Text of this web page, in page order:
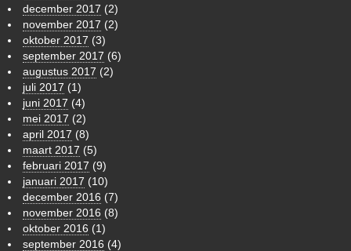
december 2017 (2)
november 2017 (2)
oktober 2017 (3)
september 2017 (6)
augustus 2017 (2)
juli 2017 (1)
juni 2017 (4)
mei 2017 (2)
april 2017 (8)
maart 2017 (5)
februari 2017 (9)
januari 2017 (10)
december 2016 (7)
november 2016 (8)
oktober 2016 (1)
september 2016 (4)